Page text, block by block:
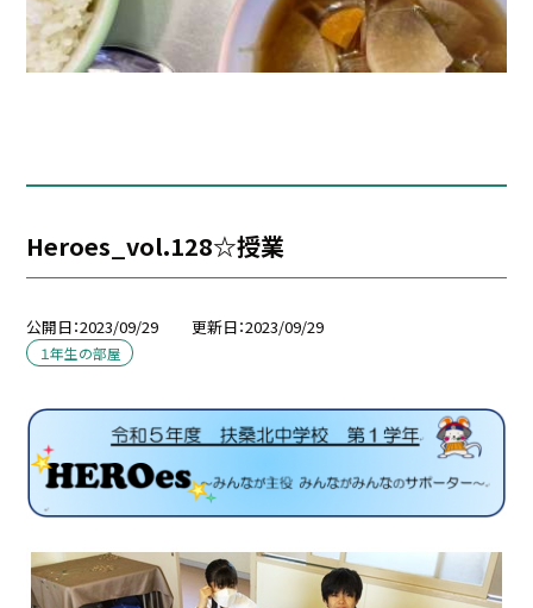
Heroes_vol.128☆授業
公開日 2023/09/29 更新日 2023/09/29
１年生の部屋